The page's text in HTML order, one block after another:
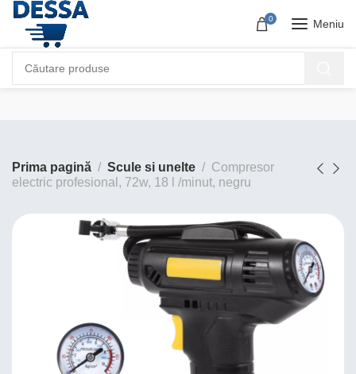
0 Meniu
Prima pagină Scule si unelte
Compresor
electric profesional, 72w, 18 l /minut, negru